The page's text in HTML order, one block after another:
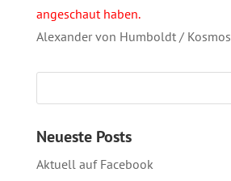
angeschaut haben.
Alexander von Humboldt / Kosmos
Neueste Posts
Aktuell auf Facebook